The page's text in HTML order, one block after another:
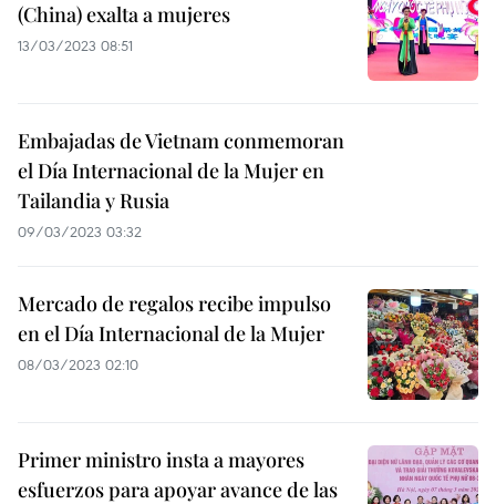
(China) exalta a mujeres
13/03/2023 08:51
Embajadas de Vietnam conmemoran
el Día Internacional de la Mujer en
Tailandia y Rusia
09/03/2023 03:32
Mercado de regalos recibe impulso
en el Día Internacional de la Mujer
08/03/2023 02:10
Primer ministro insta a mayores
esfuerzos para apoyar avance de las